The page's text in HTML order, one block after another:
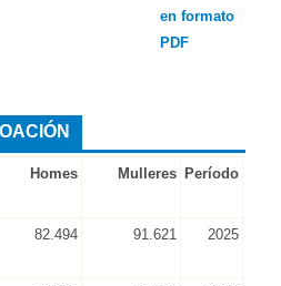
en formato
PDF
Homes Mulleres Período
82.494 91.621 2025